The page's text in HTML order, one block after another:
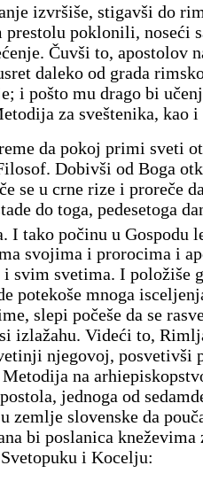
izvršiše, stigavši do
prestolu poklonili, noseći
Čuvši to, apostolov
daleko od grada
i pošto mu drago bi
za sveštenika, kao
da pokoj primi sveti
Dobivši od Boga
se u crne rize i proreče
do toga, pedesetoga
I tako počinu u Gospodu
svojima i prorocima i
svim svetima. I položiše
potekoše mnoga
slepi počeše da se
izlažahu. Videći to,
njegovoj, posvetivši
na
jednoga od
zemlje slovenske da
bi poslanica
i Kocelju: